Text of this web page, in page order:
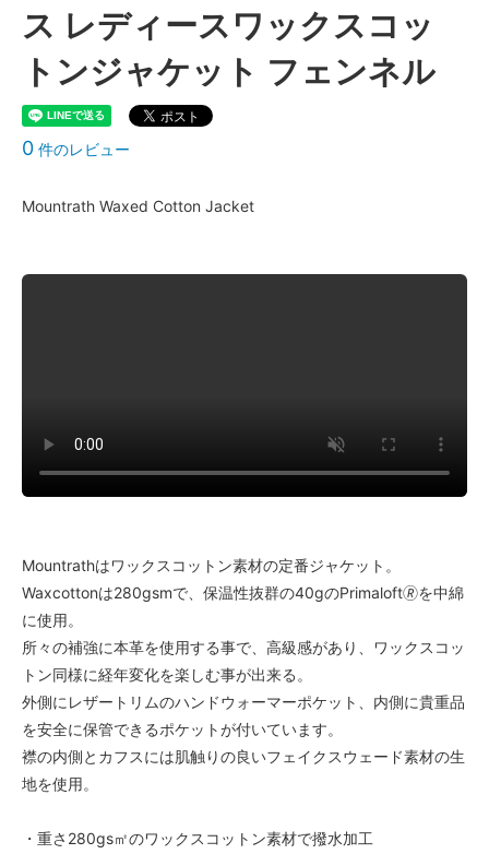
ス レディースワックスコッ
トンジャケット フェンネル
0 件のレビュー
Mountrath Waxed Cotton Jacket
Mountrathはワックスコットン素材の定番ジャケット。
Waxcottonは280gsmで、保温性抜群の40gのPrimaloft🄬を中綿
に使用。
所々の補強に本革を使用する事で、高級感があり、ワックスコッ
トン同様に経年変化を楽しむ事が出来る。
外側にレザートリムのハンドウォーマーポケット、内側に貴重品
を安全に保管できるポケットが付いています。
襟の内側とカフスには肌触りの良いフェイクスウェード素材の生
地を使用。
・重さ280gs㎡のワックスコットン素材で撥水加工